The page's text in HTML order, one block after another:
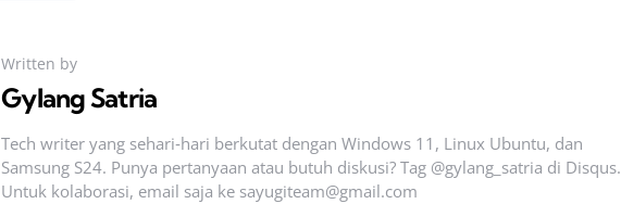
Written by
Gylang Satria
Tech writer yang sehari‑hari berkutat dengan Windows 11, Linux Ubuntu, dan
Samsung S24. Punya pertanyaan atau butuh diskusi? Tag @gylang_satria di Disqus.
Untuk kolaborasi, email saja ke sayugiteam@gmail.com